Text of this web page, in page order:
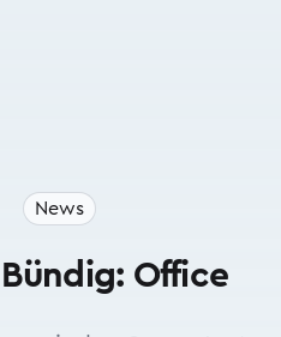
News
Bündig: Office